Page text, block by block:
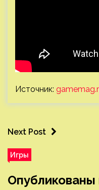
Источник:
Next Post
Игры